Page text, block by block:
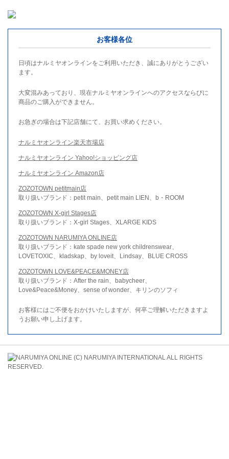
お客様各位
日頃はナルミヤオンラインをご利用いただき、誠にありがとうござい
ます。
大変混みあっており、現在ナルミヤオンラインへのアクセスならびに
商品のご購入ができません。
お急ぎの場合は下記店舗にて、お買い求めください。
ナルミヤオンライン楽天市場店
ナルミヤオンライン Yahoo!ショッピング店
ナルミヤオンライン Amazon店
ZOZOTOWN petitmain店
取り扱いブランド：petit main、petit main LIEN、b・ROOM
ZOZOTOWN X-girl Stages店
取り扱いブランド：X-girl Stages、XLARGE KIDS
ZOZOTOWN NARUMIYA ONLINE店
取り扱いブランド：kate spade new york childrenswear、
LOVETOXIC、kladskap、by loveit、Lindsay、BLUE CROSS
ZOZOTOWN LOVE&PEACE&MONEY店
取り扱いブランド：After the rain、babycheer、
Love&Peace&Money、sense of wonder、キリンのソフィ
お客様にはご不便をおかけいたしますが、何卒ご理解いただきますよ
うお願い申し上げます。